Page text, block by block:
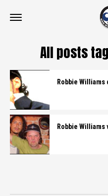
All posts
Robbie
Robbie